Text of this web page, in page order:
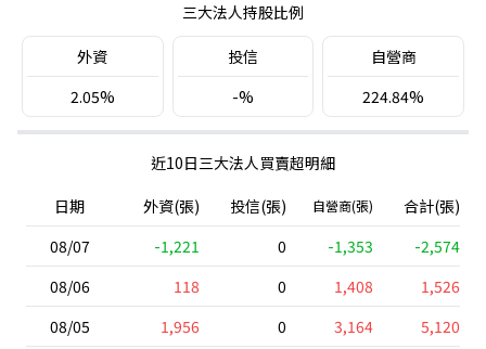
三大法人持股比例
外資
2.05%
投信
-%
自營商
224.84%
近10日三大法人買賣超明細
日期
外資(張) 投信(張) 自營商(張)
合計(張)
08/07
-1,221 0 -1,353
-2,574
08/06
118 0 1,408
1,526
08/05
1,956 0 3,164
5,120